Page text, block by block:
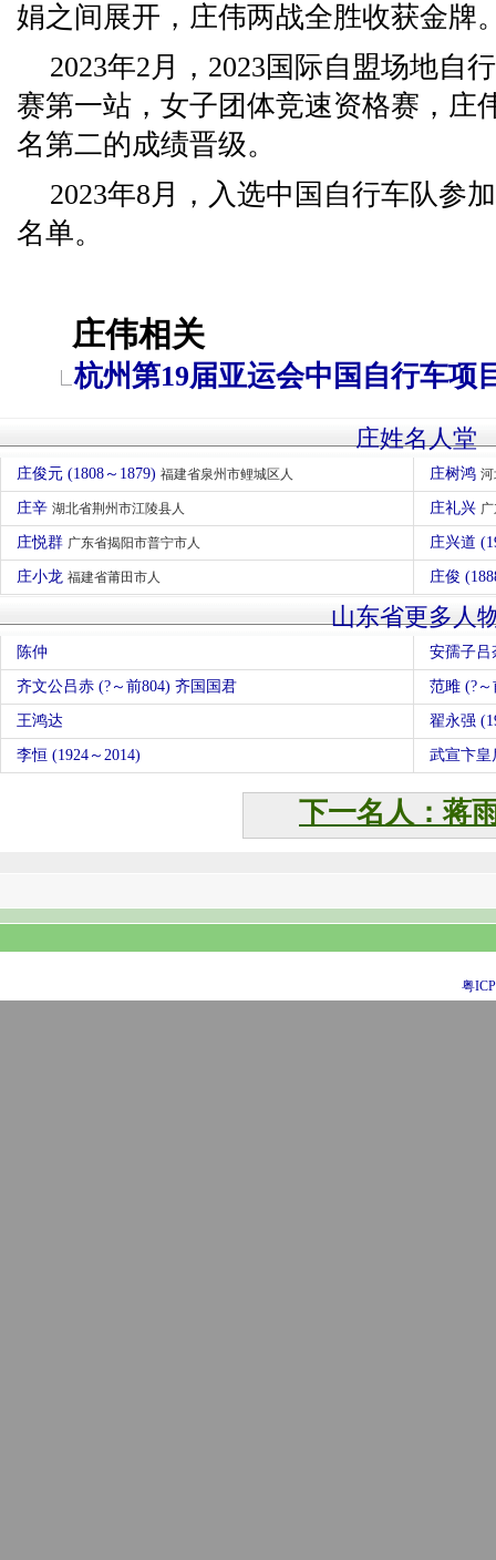
娟之间展开，庄伟两战全胜收获金牌
2023年2月，2023国际自盟场地自
赛第一站，女子团体竞速资格赛，庄
名第二的成绩晋级。
2023年8月，入选中国自行车队参
名单。
庄伟相关
杭州第19届亚运会中国自行车项
庄姓名人堂
庄俊元 (1808～1879) 福建省泉州市鲤城区人 庄树鸿
庄辛 湖北省荆州市江陵县人 庄礼兴
庄悦群 广东省揭阳市普宁市人 庄兴道
庄小龙 福建省莆田市人 庄俊
山东省更多人
陈仲 安孺子吕
齐文公吕赤 (?～前804) 齐国国君 范雎 (?～
王鸿达 翟永强
李恒 (1924～2014) 武宣卞皇
下一名人：蒋
粤